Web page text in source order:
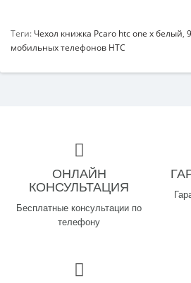
Теги: Чехол книжка Pcaro htc one x белый,
мобильных телефонов HTC
ОНЛАЙН
КОНСУЛЬТАЦИЯ
Бесплатные консультации по
телефону